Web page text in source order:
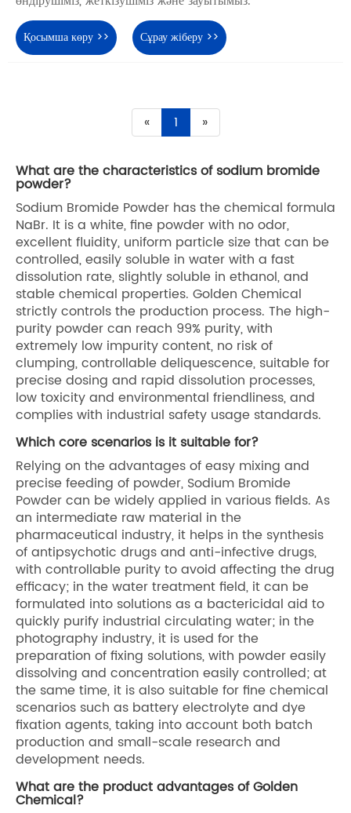
Қосымша көру >> Сұрау жіберу >>
« 1 »
What are the characteristics of sodium bromide
powder?
Sodium Bromide Powder has the chemical formula
NaBr. It is a white, fine powder with no odor,
excellent fluidity, uniform particle size that can be
controlled, easily soluble in water with a fast
dissolution rate, slightly soluble in ethanol, and
stable chemical properties. Golden Chemical
strictly controls the production process. The high-
purity powder can reach 99% purity, with
extremely low impurity content, no risk of
clumping, controllable deliquescence, suitable for
precise dosing and rapid dissolution processes,
low toxicity and environmental friendliness, and
complies with industrial safety usage standards.
Which core scenarios is it suitable for?
Relying on the advantages of easy mixing and
precise feeding of powder, Sodium Bromide
Powder can be widely applied in various fields. As
an intermediate raw material in the
pharmaceutical industry, it helps in the synthesis
of antipsychotic drugs and anti-infective drugs,
with controllable purity to avoid affecting the drug
efficacy; in the water treatment field, it can be
formulated into solutions as a bactericidal aid to
quickly purify industrial circulating water; in the
photography industry, it is used for the
preparation of fixing solutions, with powder easily
dissolving and concentration easily controlled; at
the same time, it is also suitable for fine chemical
scenarios such as battery electrolyte and dye
fixation agents, taking into account both batch
production and small-scale research and
development needs.
What are the product advantages of Golden
Chemical?